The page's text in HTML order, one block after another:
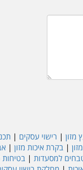
מזון | רישוי עסקים |
| בקרת איכות מזון |
למסעדות | בטיחות